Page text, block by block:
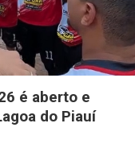
é aberto e
do Piauí